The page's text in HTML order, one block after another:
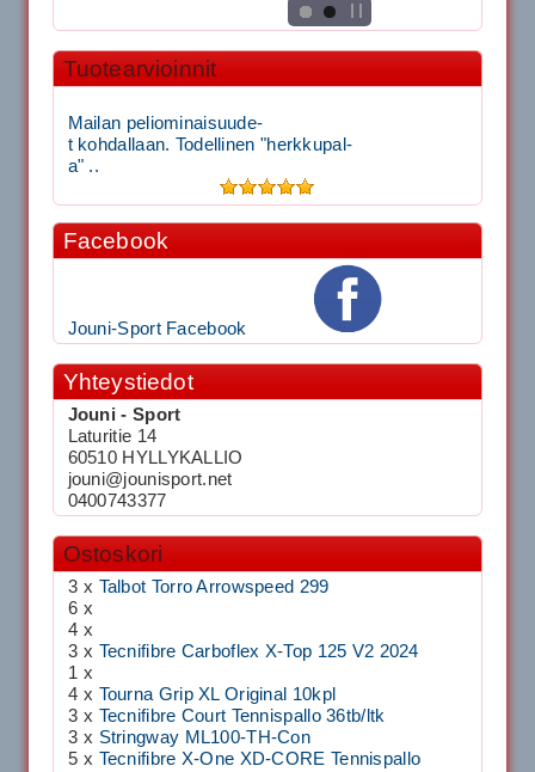
Tuotearvioinnit
Mailan peliominaisuude-
t kohdallaan. Todellinen "herkkupal-
a" ..
Facebook
Jouni-Sport Facebook
Yhteystiedot
Jouni - Sport
Laturitie 14
60510 HYLLYKALLIO
jouni@jounisport.net
0400743377
Ostoskori
3 x Talbot Torro Arrowspeed 299
6 x
4 x
3 x Tecnifibre Carboflex X-Top 125 V2 2024
1 x
4 x Tourna Grip XL Original 10kpl
3 x Tecnifibre Court Tennispallo 36tb/ltk
3 x Stringway ML100-TH-Con
5 x Tecnifibre X-One XD-CORE Tennispallo